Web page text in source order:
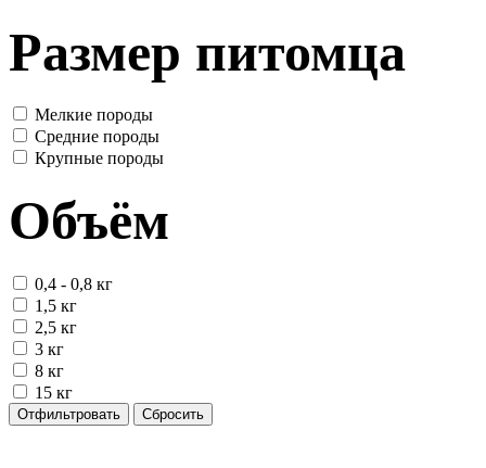
Размер питомца
Мелкие породы
Средние породы
Крупные породы
Объём
0,4 - 0,8 кг
1,5 кг
2,5 кг
3 кг
8 кг
15 кг
Отфильтровать Сбросить